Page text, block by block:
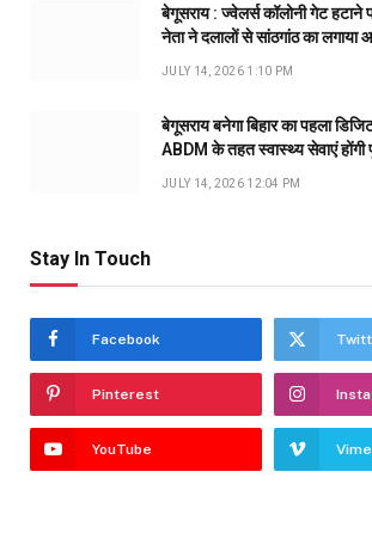
बेगूसराय : ज्वेलर्स कॉलोनी गेट
नेता ने दलालों से सांठगांठ का लगाया
JULY 14, 2026 1:10 PM
बेगूसराय बनेगा बिहार का पहला
ABDM के तहत स्वास्थ्य सेवाएं होंगी
JULY 14, 2026 12:04 PM
Stay In Touch
Facebook
Pinterest
YouTube